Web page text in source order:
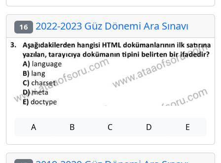
16 2022-2023 Güz Dönemi Ara Sınavı
A B C D E